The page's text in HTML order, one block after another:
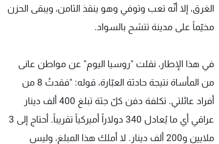
الغرق، إلا أنّه تعب وتوفي وهو ينقذ الثامن، ويبقى الحزن
مخيّماً على مدينة تتشح بالسواد.
في هذا الإطار، نقلت "روسيا اليوم" عن مواطن عانى
من المأساة نتيجة حادثة العبّارة، قوله: "فقدتُ 8 من
أفراد عائلتي. تكلفة دفن كلّ جثة تبلغ 400 ألف دينار
عراقي أي ما يُعادل 340 دولاراً أميركياً تقريباً. أحتاج إلى 3
ملايين و200 ألف دينار. لا أملك هذا المبلغ، وليس